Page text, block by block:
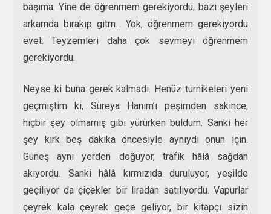
başıma. Yine de öğrenmem gerekiyordu, bazı şeyleri
arkamda bırakıp gitm… Yok, öğrenmem gerekiyordu
evet. Teyzemleri daha çok sevmeyi öğrenmem
gerekiyordu.
Neyse ki buna gerek kalmadı. Henüz turnikeleri yeni
geçmiştim ki, Süreya Hanım’ı peşimden sakince,
hiçbir şey olmamış gibi yürürken buldum. Sanki her
şey kırk beş dakika öncesiyle aynıydı onun için.
Güneş aynı yerden doğuyor, trafik hâlâ sağdan
akıyordu. Sanki hâlâ kırmızıda duruluyor, yeşilde
geçiliyor da çiçekler bir liradan satılıyordu. Vapurlar
çeyrek kala çeyrek geçe geliyor, bir kitapçı sizin